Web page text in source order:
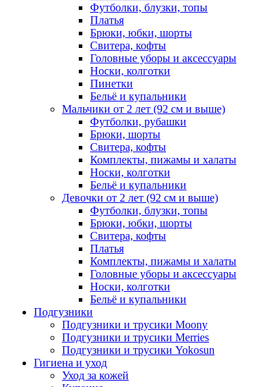
Футболки, блузки, топы
Платья
Брюки, юбки, шорты
Свитера, кофты
Головные уборы и аксессуары
Носки, колготки
Пинетки
Бельё и купальники
Мальчики от 2 лет (92 см и выше)
Футболки, рубашки
Брюки, шорты
Свитера, кофты
Комплекты, пижамы и халаты
Носки, колготки
Бельё и купальники
Девочки от 2 лет (92 см и выше)
Футболки, блузки, топы
Брюки, юбки, шорты
Свитера, кофты
Платья
Комплекты, пижамы и халаты
Головные уборы и аксессуары
Носки, колготки
Бельё и купальники
Подгузники
Подгузники и трусики Moony
Подгузники и трусики Merries
Подгузники и трусики Yokosun
Гигиена и уход
Уход за кожей